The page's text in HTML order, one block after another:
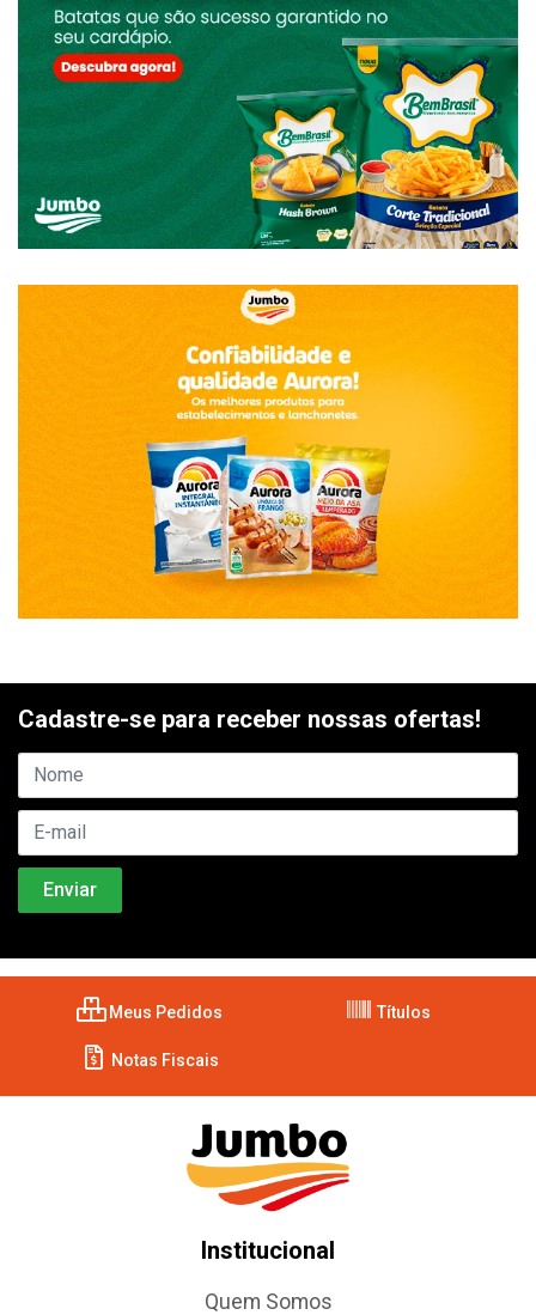
Cadastre-se para receber nossas ofertas!
Meus Pedidos Títulos
Notas Fiscais
Institucional
Quem Somos